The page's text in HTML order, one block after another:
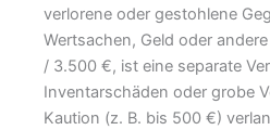
verlorene oder gestohlene
Wertsachen, Geld oder
/ 3.500 €, ist eine separate
Inventarschäden oder grobe
Kaution (z. B. bis 500 €)